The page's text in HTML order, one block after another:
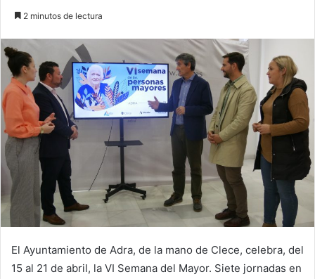
2 minutos de lectura
El Ayuntamiento de Adra, de la mano de Clece, celebra, del
15 al 21 de abril, la VI Semana del Mayor. Siete jornadas en